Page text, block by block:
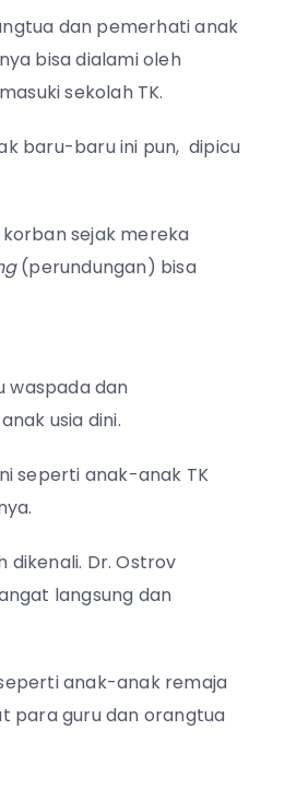
dan pemerhati anak
bisa dialami oleh
sekolah TK.
baru-baru ini pun, dipicu
sejak mereka
(perundungan) bisa
waspada dan
usia dini.
seperti anak-anak TK
dikenali. Dr. Ostrov
langsung dan
anak-anak remaja
para guru dan orangtua